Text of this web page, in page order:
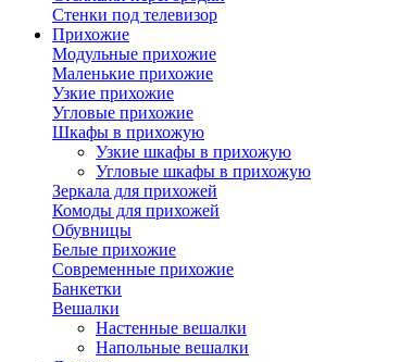
Стенки под телевизор
Прихожие
Модульные прихожие
Маленькие прихожие
Узкие прихожие
Угловые прихожие
Шкафы в прихожую
Узкие шкафы в прихожую
Угловые шкафы в прихожую
Зеркала для прихожей
Комоды для прихожей
Обувницы
Белые прихожие
Современные прихожие
Банкетки
Вешалки
Настенные вешалки
Напольные вешалки